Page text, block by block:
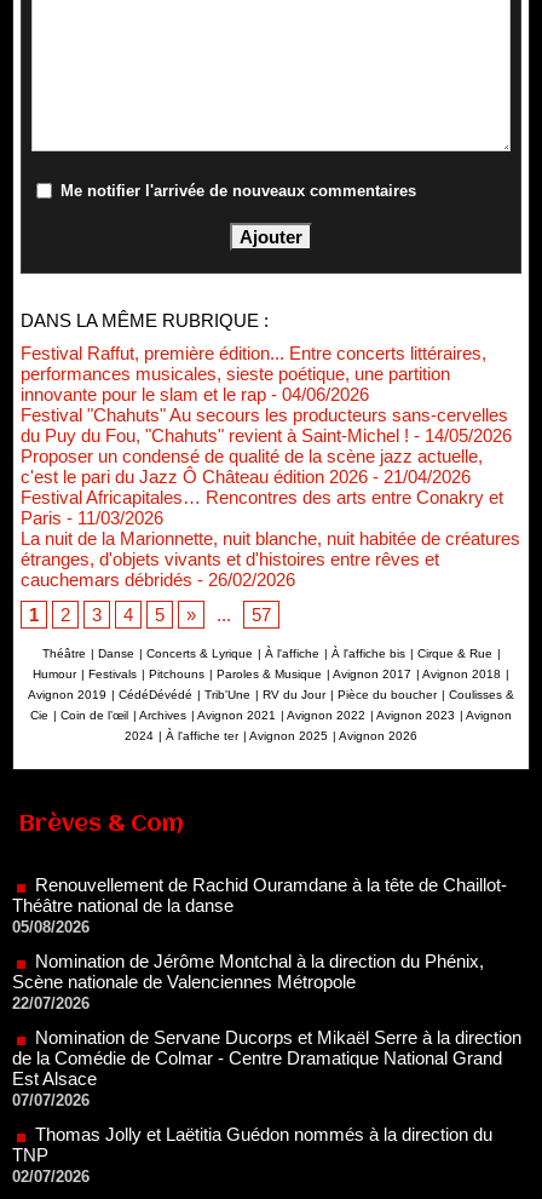
Me notifier l'arrivée de nouveaux commentaires
DANS LA MÊME RUBRIQUE :
Festival Raffut, première édition... Entre concerts littéraires,
performances musicales, sieste poétique, une partition
innovante pour le slam et le rap - 04/06/2026
Festival "Chahuts" Au secours les producteurs sans-cervelles
du Puy du Fou, "Chahuts" revient à Saint-Michel ! - 14/05/2026
Proposer un condensé de qualité de la scène jazz actuelle,
c'est le pari du Jazz Ô Château édition 2026 - 21/04/2026
Festival Africapitales… Rencontres des arts entre Conakry et
Paris - 11/03/2026
La nuit de la Marionnette, nuit blanche, nuit habitée de créatures
étranges, d'objets vivants et d'histoires entre rêves et
cauchemars débridés - 26/02/2026
1
2 3 4 5 » ... 57
Théâtre | Danse | Concerts & Lyrique | À l'affiche | À l'affiche bis | Cirque & Rue |
Humour | Festivals | Pitchouns | Paroles & Musique | Avignon 2017 | Avignon 2018 |
Avignon 2019 | CédéDévédé | Trib'Une | RV du Jour | Pièce du boucher | Coulisses &
Cie | Coin de l’œil | Archives | Avignon 2021 | Avignon 2022 | Avignon 2023 | Avignon
2024 | À l'affiche ter | Avignon 2025 | Avignon 2026
Brèves & Com
Théâtre national de la danse
Nomination de Jérôme Montchal à la direction du Phénix,
Scène nationale de Valenciennes Métropole
22/07/2026
Nomination de Servane Ducorps et Mikaël Serre à la direction
de la Comédie de Colmar - Centre Dramatique National Grand
Est Alsace
Thomas Jolly et Laëtitia Guédon nommés à la direction du
TNP
02/07/2026
Fonds SACD Théâtre : les lauréats 2026
23/06/2026
Dispositif ARTCENA Écrire pour le cirque, les lauréats 2026 !